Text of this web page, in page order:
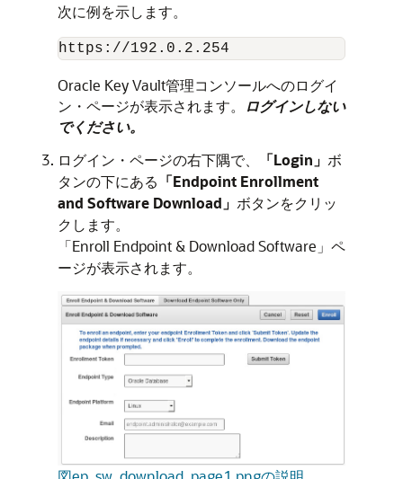
次に例を示します。
https://192.0.2.254
Oracle Key Vault管理コンソールへのログイ
ン・ページが表示されます。
ログインしない
でください。
ログイン・ページの右下隅で、
「Login」 ボ
タンの下にある 「Endpoint Enrollment
and Software Download」 ボタンをクリッ
クします。
「Enroll Endpoint & Download Software」ペ
ージが表示されます。